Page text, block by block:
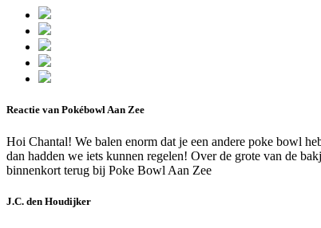
Reactie van Pokébowl Aan Zee
Hoi Chantal! We balen enorm dat je een andere poke bowl
dan hadden we iets kunnen regelen! Over de grote van de
binnenkort terug bij Poke Bowl Aan Zee
J.C. den Houdijker